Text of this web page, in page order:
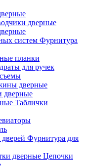
дверные
Фурнитура
планки
для ручек
дверные
дверные
Таблички
Фурнитура для
Цепочки